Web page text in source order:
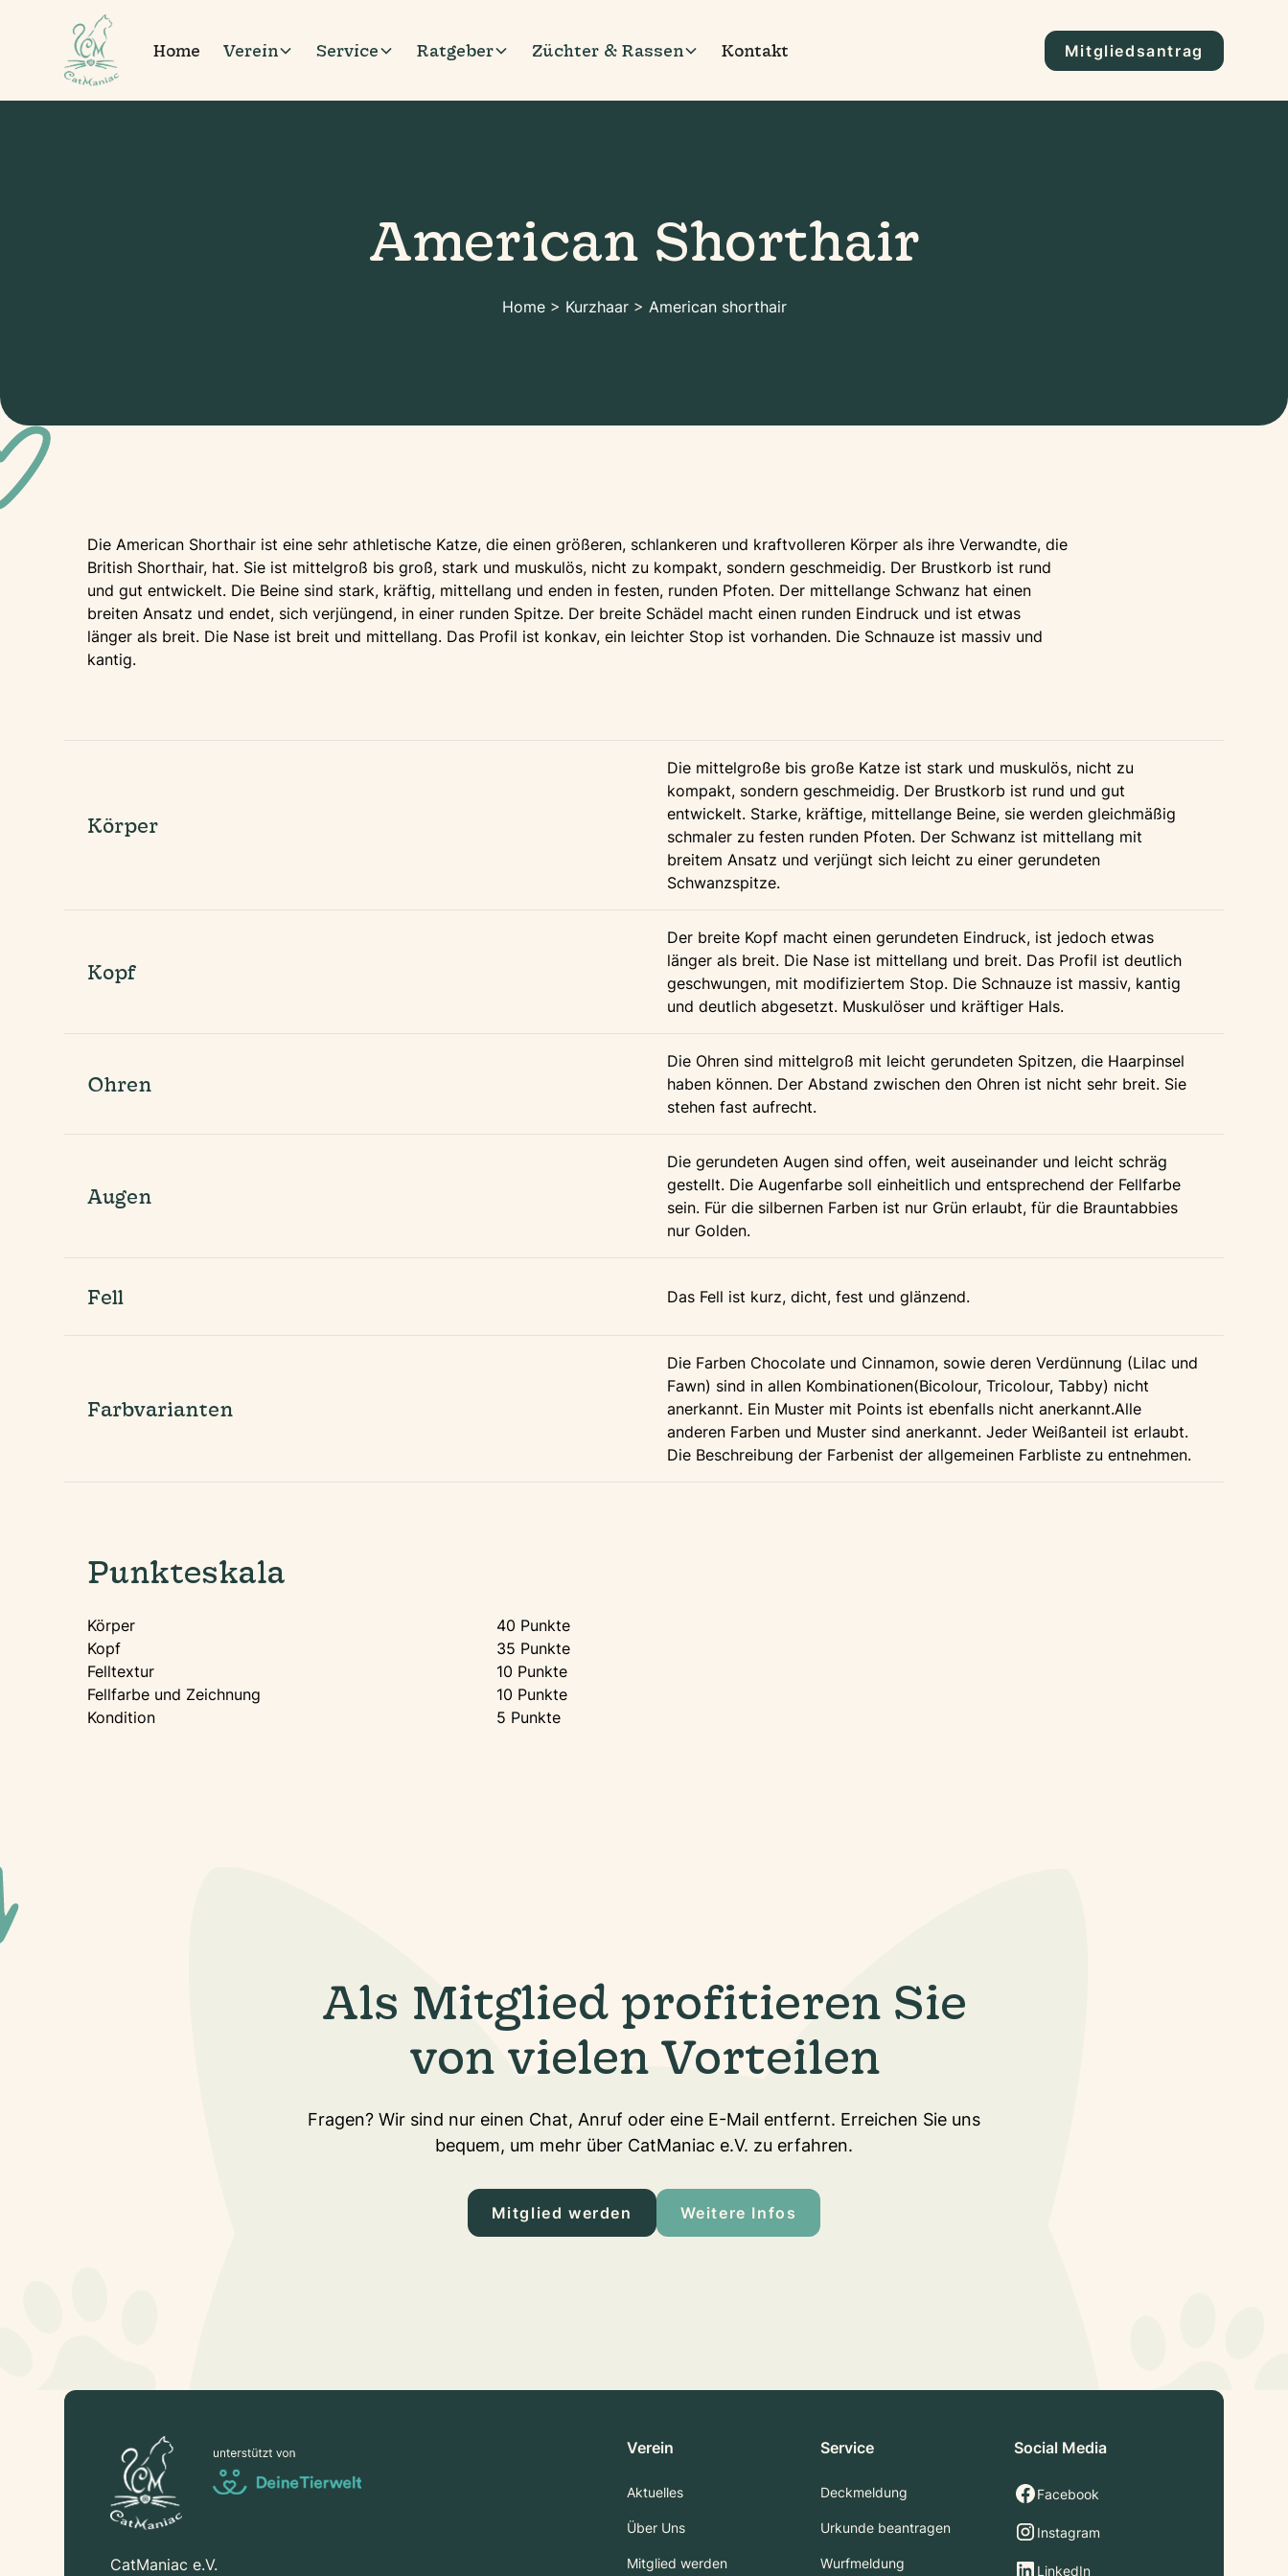
Home Verein Service Ratgeber Züchter & Rassen Kontakt Mitgliedsantrag
American Shorthair
Home> Kurzhaar> American shorthair
Die American Shorthair ist eine sehr athletische Katze, die einen größeren, schlankeren und kraftvolleren Körper als ihre Verwandte, die
British Shorthair, hat. Sie ist mittelgroß bis groß, stark und muskulös, nicht zu kompakt, sondern geschmeidig. Der Brustkorb ist rund
und gut entwickelt. Die Beine sind stark, kräftig, mittellang und enden in festen, runden Pfoten. Der mittellange Schwanz hat einen
breiten Ansatz und endet, sich verjüngend, in einer runden Spitze. Der breite Schädel macht einen runden Eindruck und ist etwas
länger als breit. Die Nase ist breit und mittellang. Das Profil ist konkav, ein leichter Stop ist vorhanden. Die Schnauze ist massiv und
kantig.
Körper
Die mittelgroße bis große Katze ist stark und muskulös, nicht zu
kompakt, sondern geschmeidig. Der Brustkorb ist rund und gut
entwickelt. Starke, kräftige, mittellange Beine, sie werden gleichmäßig
schmaler zu festen runden Pfoten. Der Schwanz ist mittellang mit
breitem Ansatz und verjüngt sich leicht zu einer gerundeten
Schwanzspitze.
Kopf
Der breite Kopf macht einen gerundeten Eindruck, ist jedoch etwas
länger als breit. Die Nase ist mittellang und breit. Das Profil ist deutlich
geschwungen, mit modifiziertem Stop. Die Schnauze ist massiv, kantig
und deutlich abgesetzt. Muskulöser und kräftiger Hals.
Ohren
Die Ohren sind mittelgroß mit leicht gerundeten Spitzen, die Haarpinsel
haben können. Der Abstand zwischen den Ohren ist nicht sehr breit. Sie
stehen fast aufrecht.
Augen
Die gerundeten Augen sind offen, weit auseinander und leicht schräg
gestellt. Die Augenfarbe soll einheitlich und entsprechend der Fellfarbe
sein. Für die silbernen Farben ist nur Grün erlaubt, für die Brauntabbies
nur Golden.
Fell Das Fell ist kurz, dicht, fest und glänzend.
Farbvarianten
Die Farben Chocolate und Cinnamon, sowie deren Verdünnung (Lilac und
Fawn) sind in allen Kombinationen(Bicolour, Tricolour, Tabby) nicht
anerkannt. Ein Muster mit Points ist ebenfalls nicht anerkannt.Alle
anderen Farben und Muster sind anerkannt. Jeder Weißanteil ist erlaubt.
Die Beschreibung der Farbenist der allgemeinen Farbliste zu entnehmen.
Punkteskala
Körper
40 Punkte
Kopf
35 Punkte
Felltextur
10 Punkte
Fellfarbe und Zeichnung
10 Punkte
Kondition
5 Punkte
Als Mitglied profitieren Sie
von vielen Vorteilen
Fragen? Wir sind nur einen Chat, Anruf oder eine E-Mail entfernt. Erreichen Sie uns
bequem, um mehr über CatManiac e.V. zu erfahren.
Mitglied werden Weitere Infos
CatManiac e.V.
Verein
Aktuelles
Über Uns
Mitglied werden
Service
Deckmeldung
Urkunde beantragen
Wurfmeldung
Social Media
Facebook
Instagram
LinkedIn